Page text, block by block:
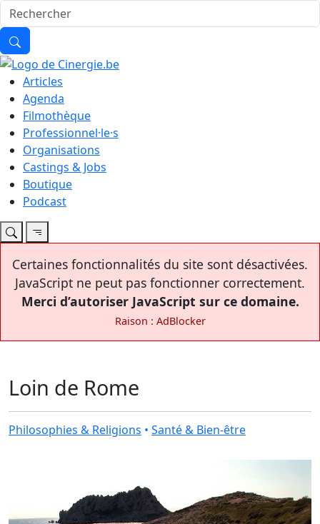
Articles
Agenda
Filmothèque
Professionnel·le·s
Organisations
Castings & Jobs
Boutique
Podcast
Certaines fonctionnalités du site sont désactivées.
JavaScript ne peut pas fonctionner correctement.
Merci d’autoriser JavaScript sur ce domaine.
Raison : AdBlocker
Loin de Rome
Philosophies & Religions • Santé & Bien-être